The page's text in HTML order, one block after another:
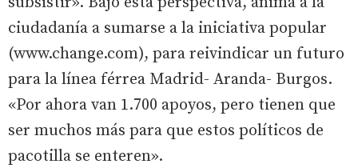
ciudadanía a sumarse a la iniciativa popular
(www.change.com), para reivindicar un futuro
para la línea férrea Madrid- Aranda- Burgos.
«Por ahora van 1.700 apoyos, pero tienen que
ser muchos más para que estos políticos de
pacotilla se enteren».